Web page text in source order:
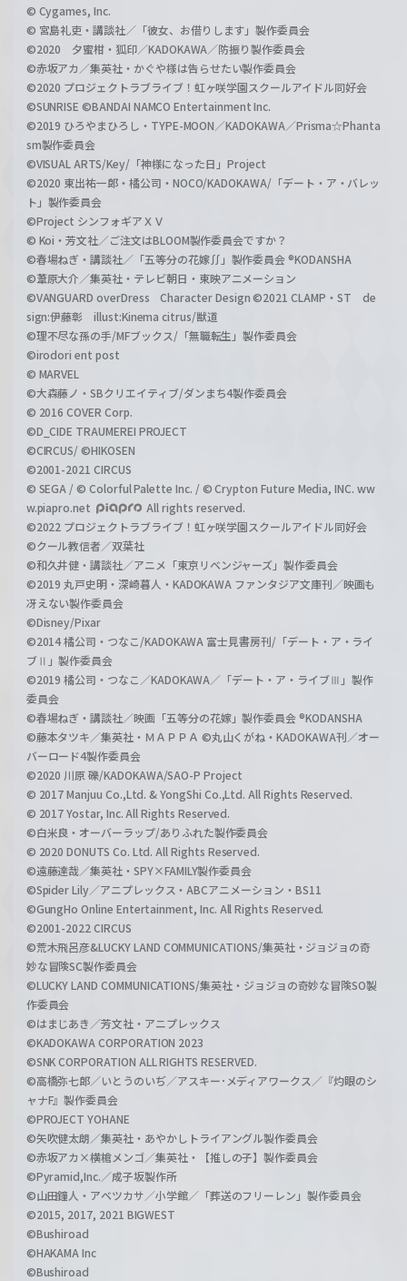
© Cygames, Inc.
© 宮島礼吏・講談社／「彼女、お借りします」製作委員会
©2020 夕蜜柑・狐印／KADOKAWA／防振り製作委員会
©赤坂アカ／集英社・かぐや様は告らせたい製作委員会
©2020 プロジェクトラブライブ！虹ヶ咲学園スクールアイドル同好会
©SUNRISE ©BANDAI NAMCO Entertainment Inc.
©2019 ひろやまひろし・TYPE-MOON／KADOKAWA／Prisma☆Phanta
sm製作委員会
©VISUAL ARTS/Key/「神様になった日」Project
©2020 東出祐一郎・橘公司・NOCO/KADOKAWA/「デート・ア・バレッ
ト」製作委員会
©Project シンフォギアＸＶ
© Koi・芳文社／ご注文はBLOOM製作委員会ですか？
©春場ねぎ・講談社／「五等分の花嫁∬」製作委員会 ®KODANSHA
©葦原大介／集英社・テレビ朝日・東映アニメーション
©VANGUARD overDress Character Design ©2021 CLAMP・ST de
sign:伊藤彰 illust:Kinema citrus/獣道
©理不尽な孫の手/MFブックス/「無職転生」製作委員会
©irodori ent post
© MARVEL
©大森藤ノ・SBクリエイティブ/ダンまち4製作委員会
© 2016 COVER Corp.
©D_CIDE TRAUMEREI PROJECT
©CIRCUS/ ©HIKOSEN
©2001-2021 CIRCUS
© SEGA / © Colorful Palette Inc. / © Crypton Future Media, INC. ww
w.piapro.net
All rights reserved.
©2022 プロジェクトラブライブ！虹ヶ咲学園スクールアイドル同好会
©クール教信者／双葉社
©和久井健・講談社／アニメ「東京リベンジャーズ」製作委員会
©2019 丸戸史明・深崎暮人・KADOKAWA ファンタジア文庫刊／映画も
冴えない製作委員会
©Disney/Pixar
©2014 橘公司・つなこ/KADOKAWA 富士見書房刊/「デート・ア・ライ
ブⅡ」製作委員会
©2019 橘公司・つなこ／KADOKAWA／「デート・ア・ライブⅢ」製作
委員会
©春場ねぎ・講談社／映画「五等分の花嫁」製作委員会 ®KODANSHA
©藤本タツキ／集英社・ＭＡＰＰＡ ©丸山くがね・KADOKAWA刊／オー
バーロード4製作委員会
©2020 川原 礫/KADOKAWA/SAO-P Project
© 2017 Manjuu Co.,Ltd. & YongShi Co.,Ltd. All Rights Reserved.
© 2017 Yostar, Inc. All Rights Reserved.
©白米良・オーバーラップ/ありふれた製作委員会
© 2020 DONUTS Co. Ltd. All Rights Reserved.
©遠藤達哉／集英社・SPY×FAMILY製作委員会
©Spider Lily／アニプレックス・ABCアニメーション・BS11
©GungHo Online Entertainment, Inc. All Rights Reserved.
©2001-2022 CIRCUS
©荒木飛呂彦&LUCKY LAND COMMUNICATIONS/集英社・ジョジョの奇
妙な冒険SC製作委員会
©LUCKY LAND COMMUNICATIONS/集英社・ジョジョの奇妙な冒険SO製
作委員会
©はまじあき／芳文社・アニプレックス
©KADOKAWA CORPORATION 2023
©SNK CORPORATION ALL RIGHTS RESERVED.
©高橋弥七郎／いとうのいぢ／アスキー･メディアワークス／『灼眼のシ
ャナF』製作委員会
©PROJECT YOHANE
©矢吹健太朗／集英社・あやかしトライアングル製作委員会
©赤坂アカ×横槍メンゴ／集英社・【推しの子】製作委員会
©Pyramid,Inc.／成子坂製作所
©山田鐘人・アベツカサ／小学館／「葬送のフリーレン」製作委員会
©2015, 2017, 2021 BIGWEST
©Bushiroad
©HAKAMA Inc
©Bushiroad